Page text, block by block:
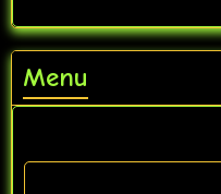
Menu